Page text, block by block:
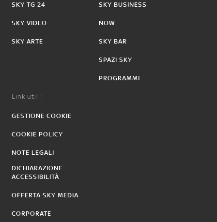
SKY TG 24
SKY VIDEO
SKY ARTE
SKY BUSINESS
NOW
SKY BAR
SPAZI SKY
PROGRAMMI
Link utili:
GESTIONE COOKIE
COOKIE POLICY
NOTE LEGALI
DICHIARAZIONE
ACCESSIBILITÀ
OFFERTA SKY MEDIA
CORPORATE